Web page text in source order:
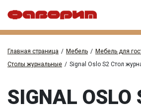
Главная страница / Мебель / Мебель для
Столы журнальные / Signal Oslo S2 Стол
SIGNAL OSLO